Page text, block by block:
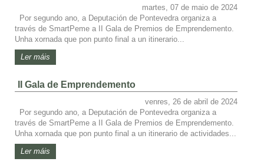
martes, 07 de maio de 2024
Por segundo ano, a Deputación de Pontevedra organiza a
través de SmartPeme a II Gala de Premios de Emprendemento.
Unha xornada que pon punto final a un itinerario...
Ler máis
II Gala de Emprendemento
venres, 26 de abril de 2024
Por segundo ano, a Deputación de Pontevedra organiza a
través de SmartPeme a II Gala de Premios de Emprendemento.
Unha xornada que pon punto final a un itinerario de actividades...
Ler máis